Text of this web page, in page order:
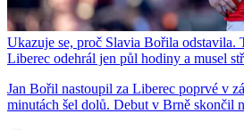
Ukazuje se, proč Slavia Bořila odstavila.
Liberec odehrál jen půl hodiny a musel
Jan Bořil nastoupil za Liberec poprvé v
minutách šel dolů. Debut v Brně skončil